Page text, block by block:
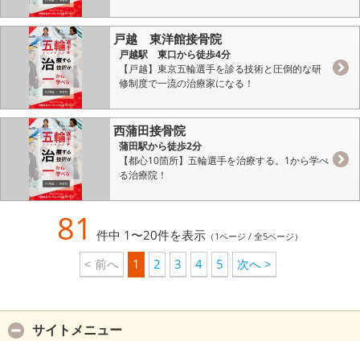
戸越 東洋館接骨院
戸越駅 東口から徒歩4分
【戸越】東京五輪選手を診る技術と圧倒的な研
修制度で一流の治療家になる！
西蒲田接骨院
蒲田駅から徒歩2分
【都心10箇所】五輪選手を治療する。1から学べ
る治療院！
81 件中 1〜20件を表示 （1ページ / 全5ページ）
< 前へ 1 2 3 4 5 次へ >
サイトメニュー